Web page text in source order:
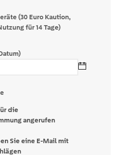
(30 Euro Kaution,
für 14 Tage)
die
angerufen
Sie eine E-Mail mit